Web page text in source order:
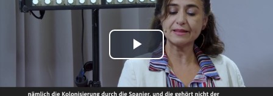
Play
Video